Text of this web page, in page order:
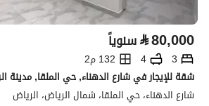
⃁80,000 سنوياً
3
4
132 م2
شقة للإيجار في شارع الدهناء, حي الملقا, مدينة
شارع الدهناء، حي الملقا، شمال الرياض، الرياض